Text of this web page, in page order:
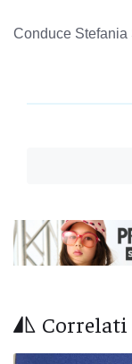
Conduce Stefania
Correlati